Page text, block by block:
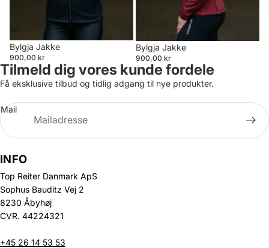
Bylgja Jakke
900,00 kr
Bylgja Jakke
900,00 kr
Tilmeld dig vores kunde fordele
Få eksklusive tilbud og tidlig adgang til nye produkter.
Mail
INFO
Top Reiter Danmark ApS
Sophus Bauditz Vej 2
8230 Åbyhøj
CVR. 44224321
+45 26 14 53 53